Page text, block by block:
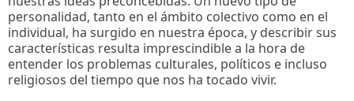
personalidad, tanto en el ámbito colectivo como en el
individual, ha surgido en nuestra época, y describir sus
características resulta imprescindible a la hora de
entender los problemas culturales, políticos e incluso
religiosos del tiempo que nos ha tocado vivir.